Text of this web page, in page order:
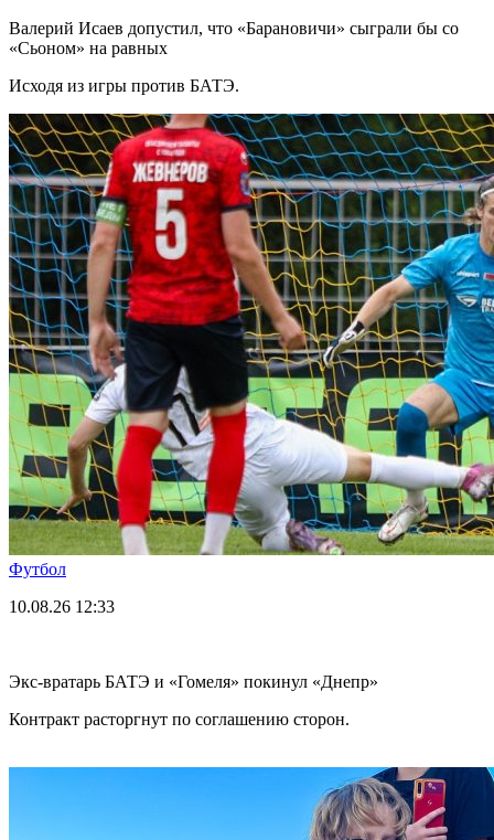
Валерий Исаев допустил, что «Барановичи» сыграли бы со
«Сьоном» на равных
Исходя из игры против БАТЭ.
Футбол
10.08.26 12:33
Экс-вратарь БАТЭ и «Гомеля» покинул «Днепр»
Контракт расторгнут по соглашению сторон.